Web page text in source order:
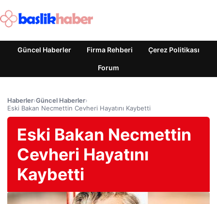
Güncel Haberler Firma Rehberi Çerez Politikası
Forum
Haberler›Güncel Haberler›
Eski Bakan Necmettin Cevheri Hayatını Kaybetti
Eski Bakan Necmettin
Cevheri Hayatını
Kaybetti